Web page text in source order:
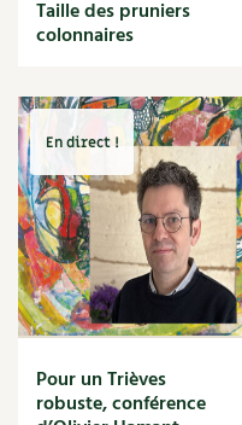
Cuisine saine
Décoration
DIY
Eau
Énergie
Enfants
Expérimentation
Fleur
Jardin bio
Légumes
Légumineuse
Maïs doux
Taille des pruniers
colonnaires
En direct !
Pour un Trièves
robuste, conférence